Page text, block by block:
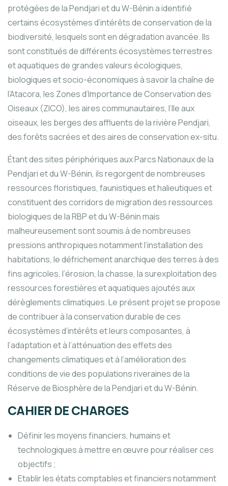
protégées de la Pendjari et du W-Bénin a identifié
certains écosystèmes d’intérêts de conservation de la
biodiversité, lesquels sont en dégradation avancée. Ils
sont constitués de différents écosystèmes terrestres
et aquatiques de grandes valeurs écologiques,
biologiques et socio-économiques à savoir la chaîne de
l’Atacora, les Zones d’Importance de Conservation des
Oiseaux (ZICO), les aires communautaires, l’Ile aux
oiseaux, les berges des affluents de la rivière Pendjari,
des forêts sacrées et des aires de conservation ex-situ.
Étant des sites périphériques aux Parcs Nationaux de la
Pendjari et du W-Bénin, ils regorgent de nombreuses
ressources floristiques, faunistiques et halieutiques et
constituent des corridors de migration des ressources
biologiques de la RBP et du W-Bénin mais
malheureusement sont soumis à de nombreuses
pressions anthropiques notamment l’installation des
habitations, le défrichement anarchique des terres à des
fins agricoles, l’érosion, la chasse, la surexploitation des
ressources forestières et aquatiques ajoutés aux
dérèglements climatiques. Le présent projet se propose
de contribuer à la conservation durable de ces
écosystèmes d’intérêts et leurs composantes, à
l’adaptation et à l’atténuation des effets des
changements climatiques et à l’amélioration des
conditions de vie des populations riveraines de la
Réserve de Biosphère de la Pendjari et du W-Bénin.
CAHIER DE CHARGES
Définir les moyens financiers, humains et
technologiques à mettre en œuvre pour réaliser ces
objectifs ;
Etablir les états comptables et financiers notamment